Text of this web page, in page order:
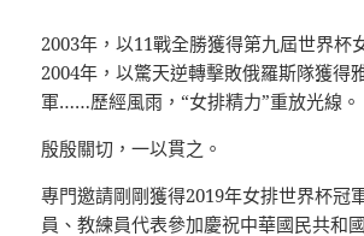
2003年，以11戰全勝獲得第九屆世界杯
2004年，以驚天逆轉擊敗俄羅斯隊獲得
軍……歷經風雨，“女排精力”重放光線。
殷殷關切，一以貫之。
專門邀請剛剛獲得2019年女排世界杯冠
員、教練員代表參加慶祝中華國民共和